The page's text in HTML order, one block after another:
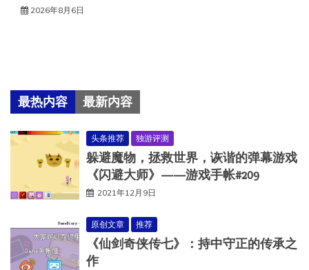
2026年8月6日
最热内容 最新内容
头条推荐 独游评测
躲避魔物，拯救世界，诙谐的弹幕游戏
《闪避大师》——游戏手帐#209
2021年12月9日
原创文章 推荐
《仙剑奇侠传七》：持中守正的传承之
作